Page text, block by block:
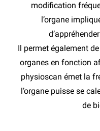
modification
l’organe
Il permet également
organes en fonction
physioscan émet la
l’organe puisse se
de